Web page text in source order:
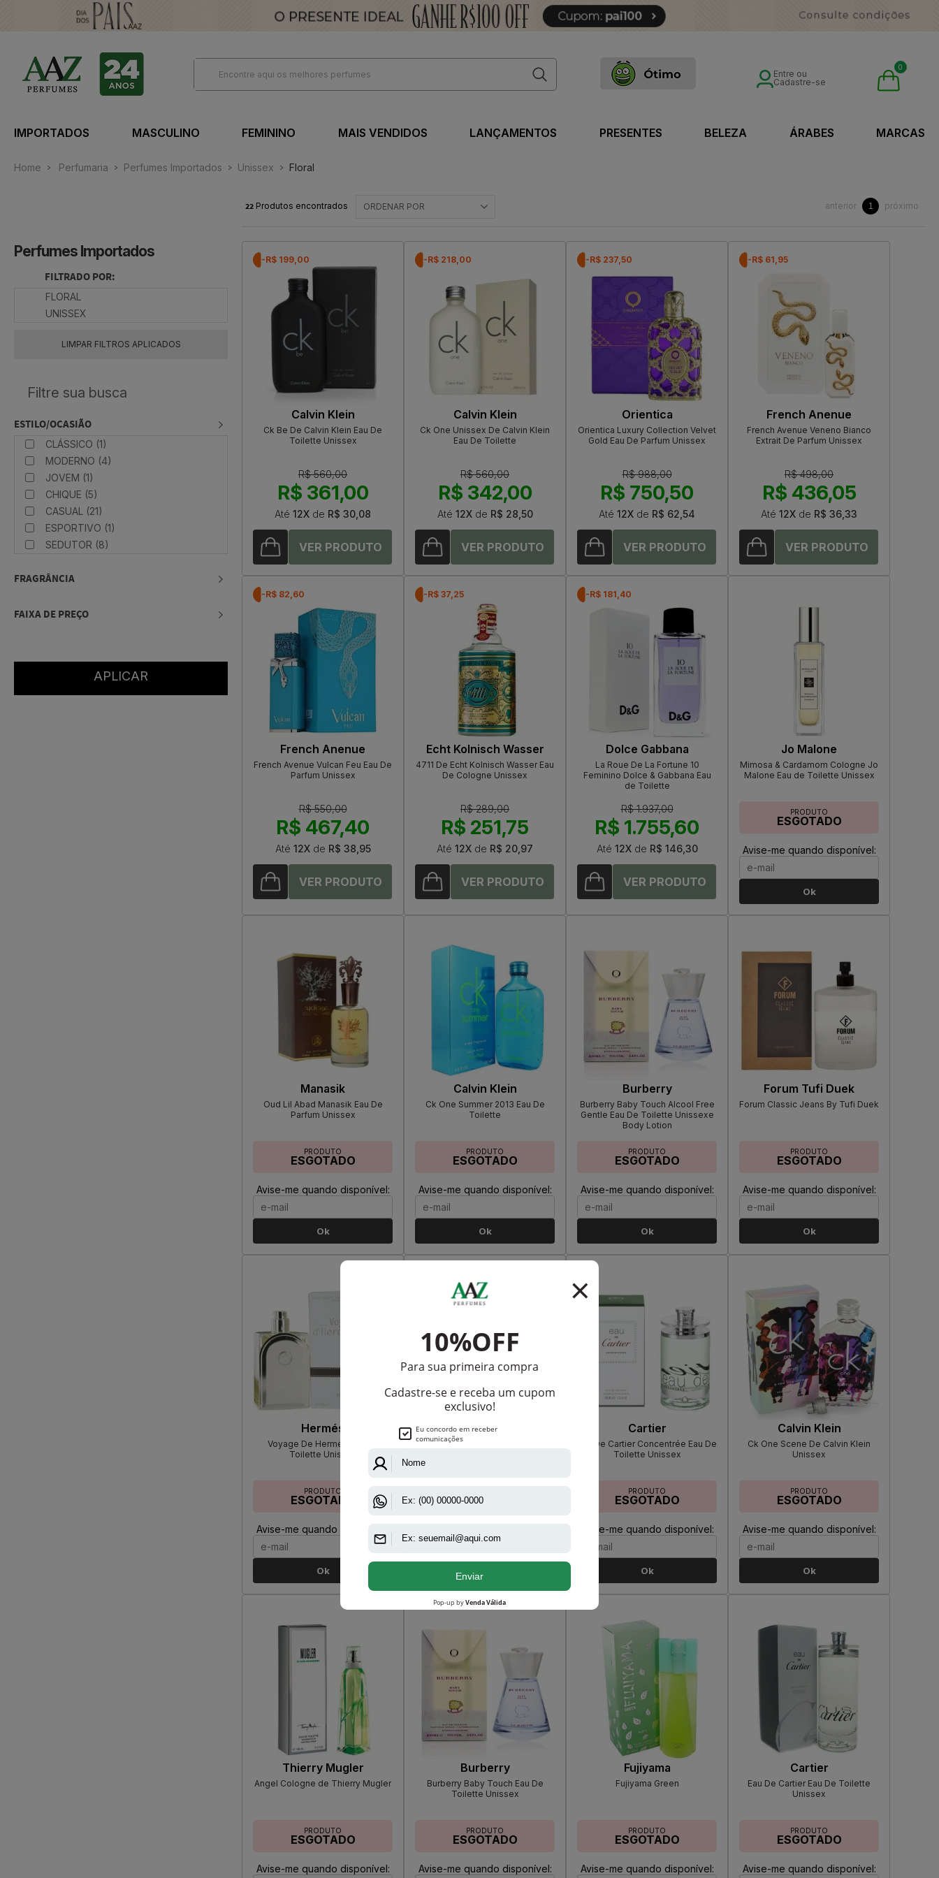
Entre ou
Cadastre-se
0
IMPORTADOS MASCULINO FEMININO MAIS VENDIDOS LANÇAMENTOS PRESENTES BELEZA ÁRABES MARCAS
Home Perfumaria Perfumes Importados Unissex Floral
Perfumes Importados
FILTRADO POR:
FLORAL
UNISSEX
LIMPAR FILTROS APLICADOS
ESTILO/OCASIÃO
CLÁSSICO (1)
MODERNO (4)
JOVEM (1)
CHIQUE (5)
CASUAL (21)
ESPORTIVO (1)
SEDUTOR (8)
FRAGRÂNCIA
FAIXA DE PREÇO
ORDENAR POR
22 Produtos encontrados anterior 1 próximo
-R$ 199,00
Calvin Klein
Ck Be De Calvin Klein Eau De
Toilette Unissex
R$ 560,00
R$ 361,00
Até 12X de R$ 30,08
-R$ 218,00
Calvin Klein
Ck One Unissex De Calvin Klein
Eau De Toilette
R$ 560,00
R$ 342,00
Até 12Xde R$ 28,50
-R$ 237,50
Orientica
Orientica Luxury Collection Velvet
Gold Eau De Parfum Unissex
R$ 988,00
R$ 750,50
Até 12X de R$ 62,54
-R$ 61,95
French Anenue
French Avenue Veneno Bianco
Extrait De Parfum Unissex
R$ 498,00
R$ 436,05
Até 12X de R$ 36,33
-R$ 82,60
French Anenue
French Avenue Vulcan Feu Eau De
Parfum Unissex
R$ 550,00
R$ 467,40
Até 12Xde R$ 38,95
-R$ 37,25
Echt Kolnisch Wasser
4711 De Echt Kolnisch Wasser Eau
De Cologne Unissex
R$ 289,00
R$ 251,75
Até 12X de R$ 20,97
-R$ 181,40
Dolce Gabbana
La Roue De La Fortune 10
Feminino Dolce & Gabbana Eau
de Toilette
R$ 1.937,00
R$ 1.755,60
Até 12Xde R$ 146,30
Jo Malone
Mimosa & Cardamom Cologne Jo
Malone Eau de Toilette Unissex
PRODUTO
ESGOTADO
Avise-me quando disponível:
Ok
Manasik
Oud Lil Abad Manasik Eau De
Parfum Unissex
PRODUTO
ESGOTADO
Avise-me quando disponível:
Ok
Calvin Klein
Ck One Summer 2013 Eau De
Toilette
PRODUTO
ESGOTADO
Avise-me quando disponível:
Ok
Burberry
Burberry Baby Touch Alcool Free
Gentle Eau De Toilette Unissexe
Body Lotion
PRODUTO
ESGOTADO
Avise-me quando disponível:
Ok
Forum Tufi Duek
Forum Classic Jeans By Tufi Duek
PRODUTO
ESGOTADO
Avise-me quando disponível:
Ok
Hermés
Voyage De Hermés Eau De
Toilette Unissex
PRODUTO
ESGOTADO
Avise-me quando disponível:
Ok
Dolce Gabbana
L'Amoureux 6 D & G Eau De
ESGOTADO
Cartier
Eau De Cartier Concentrée Eau De
Toilette Unissex
PRODUTO
ESGOTADO
Avise-me quando disponível:
Ok
Calvin Klein
Ck One Scene De Calvin Klein
Unissex
PRODUTO
ESGOTADO
Avise-me quando disponível:
Ok
Thierry Mugler
Angel Cologne de Thierry Mugler
PRODUTO
ESGOTADO
Avise-me quando disponível:
Burberry
Burberry Baby Touch Eau De
Toilette Unissex
PRODUTO
ESGOTADO
Avise-me quando disponível:
Fujiyama
Fujiyama Green
PRODUTO
ESGOTADO
Avise-me quando disponível:
Cartier
Eau De Cartier Eau De Toilette
Unissex
PRODUTO
ESGOTADO
Avise-me quando disponível: